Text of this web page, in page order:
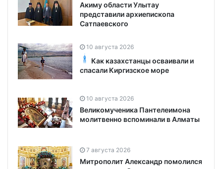
Акиму области Улытау
представили архиепископа
Сатпаевского
10 августа 2026
Как казахстанцы осваивали и
спасали Киргизское море
10 августа 2026
Великомученика Пантелеимона
молитвенно вспоминали в Алматы
7 августа 2026
Митрополит Александр помолился